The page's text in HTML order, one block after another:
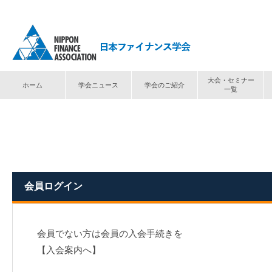
ホーム 学会ニュース 学会のご紹介
大会・セミナー
一覧
会員ログイン
会員でない方は会員の入会手続きを
【入会案内へ】